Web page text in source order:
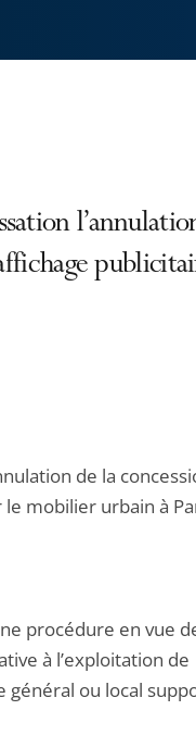
de la
le mobilier urbain à
procédure en vue
à l’exploitation de
général ou local